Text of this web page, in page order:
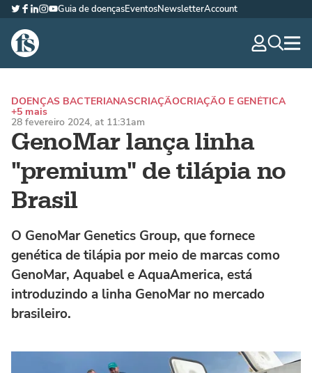
The Fish Site Brasil
Twitter
Facebook
LinkedIn
Instagram
YouTube
Guia de doençasEventosNewsletterAccount
GenoMar lança linha
"premium" de tilápia no
Brasil
DOENÇAS BACTERIANASCRIAÇÃOCRIAÇÃO E GENÉTICA
+5 mais
28 fevereiro 2024, at 11:31am
O GenoMar Genetics Group, que fornece
genética de tilápia por meio de marcas como
GenoMar, Aquabel e AquaAmerica, está
introduzindo a linha GenoMar no mercado
brasileiro.